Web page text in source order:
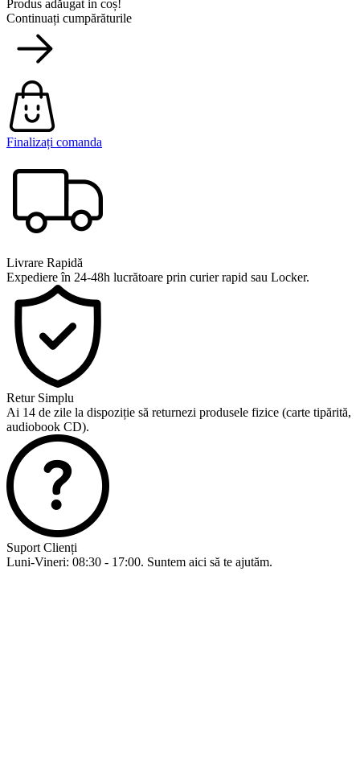
Produs adăugat in coș!
Continuați cumpărăturile
Finalizați comanda
Livrare Rapidă
Expediere în 24-48h lucrătoare prin curier rapid sau Locker.
Retur Simplu
Ai 14 de zile la dispoziție să returnezi produsele fizice (carte tipărită,
audiobook CD).
Suport Clienți
Luni-Vineri: 08:30 - 17:00. Suntem aici să te ajutăm.